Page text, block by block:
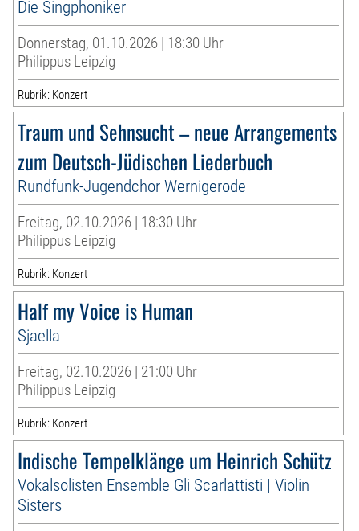
Die Singphoniker
Donnerstag, 01.10.2026 | 18:30 Uhr
Philippus Leipzig
Rubrik: Konzert
Traum und Sehnsucht – neue Arrangements
zum Deutsch-Jüdischen Liederbuch
Rundfunk-Jugendchor Wernigerode
Freitag, 02.10.2026 | 18:30 Uhr
Philippus Leipzig
Rubrik: Konzert
Half my Voice is Human
Sjaella
Freitag, 02.10.2026 | 21:00 Uhr
Philippus Leipzig
Rubrik: Konzert
Indische Tempelklänge um Heinrich Schütz
Vokalsolisten Ensemble Gli Scarlattisti | Violin
Sisters